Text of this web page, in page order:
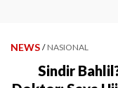
NEWS / NASIONAL
Sindir